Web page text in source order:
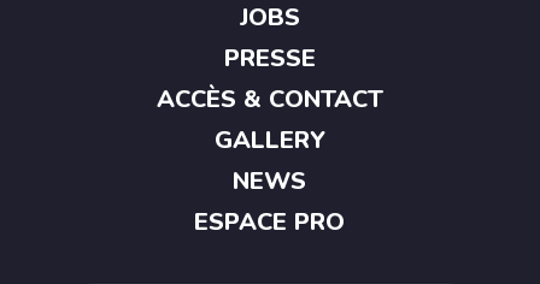
JOBS
PRESSE
ACCÈS & CONTACT
GALLERY
NEWS
ESPACE PRO